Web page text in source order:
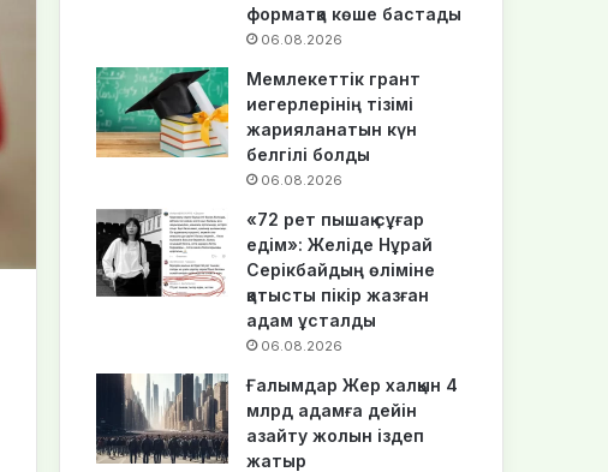
форматқа көше бастады
06.08.2026
Мемлекеттік грант
иегерлерінің тізімі
жарияланатын күн
белгілі болды
06.08.2026
«72 рет пышақ сұғар
едім»: Желіде Нұрай
Серікбайдың өліміне
қатысты пікір жазған
адам ұсталды
06.08.2026
Ғалымдар Жер халқын 4
млрд адамға дейін
азайту жолын іздеп
жатыр